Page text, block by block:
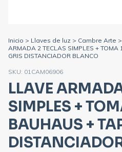
Inicio > Llaves de luz > Cambre Arte >
ARMADA 2 TECLAS SIMPLES +
GRIS DISTANCIADOR BLANCO
SKU: 01CAM06906
LLAVE
SIMPLES +
BAUHAUS +